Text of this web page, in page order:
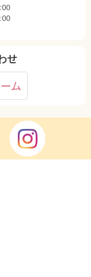
せ
ム